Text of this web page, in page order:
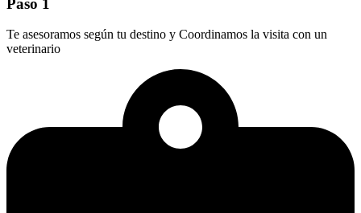
Te asesoramos según tu destino y Coordinamos la visita con un
veterinario